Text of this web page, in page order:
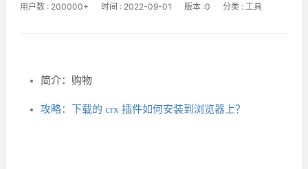
用户数 : 200000+ 时间 : 2022-09-01 版本 :0 分类 : 工具
简介：购物
攻略：下载的 crx 插件如何安装到浏览器上？